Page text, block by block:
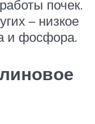
почек.
– низкое
и фосфора.